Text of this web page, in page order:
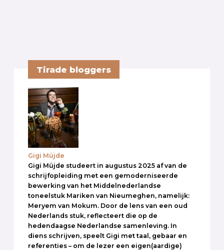
Tirade bloggers
Gigi Müjde
Gigi Müjde studeert in augustus 2025 af van de
schrijfopleiding met een gemoderniseerde
bewerking van het Middelnederlandse
toneelstuk Mariken van Nieumeghen, namelijk:
Meryem van Mokum. Door de lens van een oud
Nederlands stuk, reflecteert die op de
hedendaagse Nederlandse samenleving. In
diens schrijven, speelt Gigi met taal, gebaar en
referenties – om de lezer een eigen(aardige)